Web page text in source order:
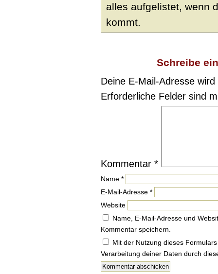
alles aufgelistet, wenn
kommt.
Schreibe
Deine E-Mail-Adresse
Erforderliche Felder sind
Kommentar *
Name *
E-Mail-Adresse *
Website
Name, E-Mail-Adresse und
Kommentar speichern.
Mit der Nutzung dieses
Verarbeitung deiner Daten durch